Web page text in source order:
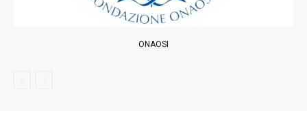
ONAOSI